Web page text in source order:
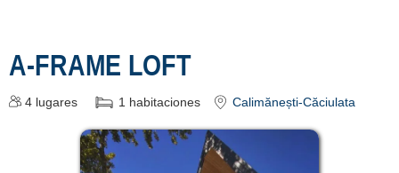
A-FRAME LOFT
4 lugares 1 habitaciones Calimănești-Căciulata